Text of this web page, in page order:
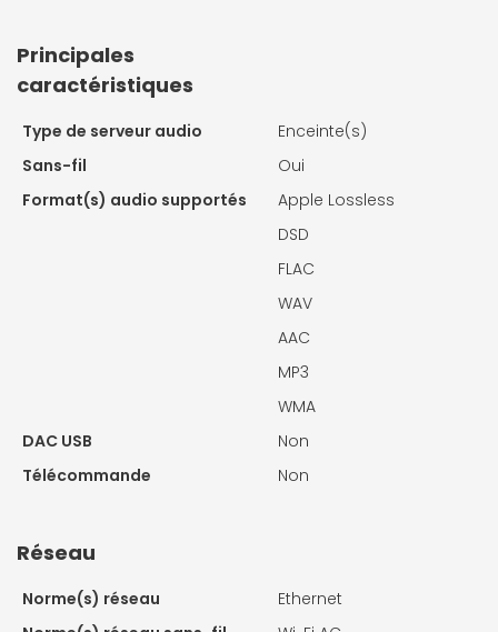
Principales
caractéristiques
Type de serveur audio
Enceinte(s)
Sans-fil
Oui
Format(s) audio supportés
Apple Lossless
DSD
FLAC
WAV
AAC
MP3
WMA
DAC USB
Non
Télécommande
Non
Réseau
Norme(s) réseau
Ethernet